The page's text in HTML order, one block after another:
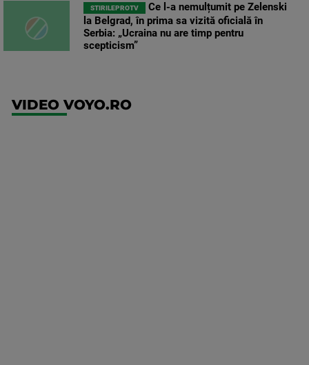
STIRILEPROTV
Ce l-a nemulțumit pe Zelenski
la Belgrad, în prima sa vizită oficială în
Serbia: „Ucraina nu are timp pentru
scepticism”
VIDEO VOYO.RO